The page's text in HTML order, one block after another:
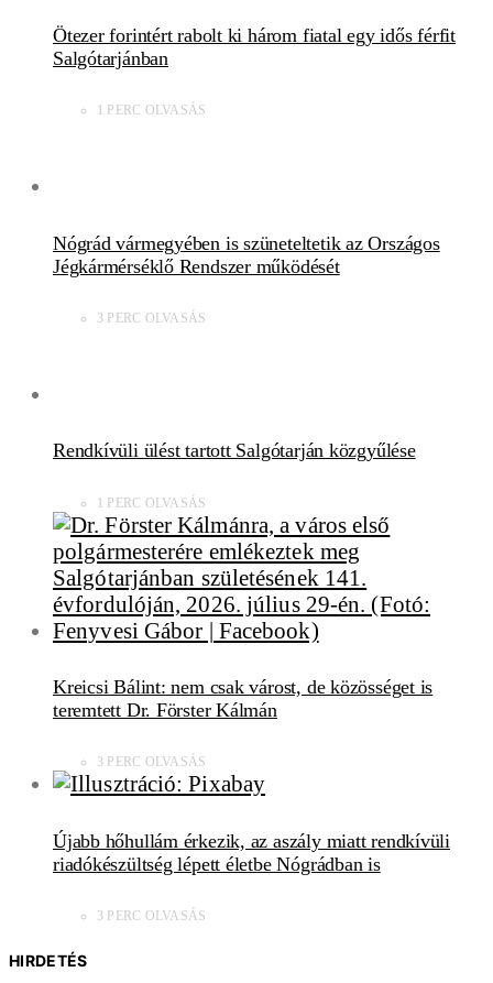
Ötezer forintért rabolt ki három fiatal egy idős férfit
Salgótarjánban
1 PERC OLVASÁS
Nógrád vármegyében is szüneteltetik az Országos
Jégkármérséklő Rendszer működését
3 PERC OLVASÁS
Rendkívüli ülést tartott Salgótarján közgyűlése
1 PERC OLVASÁS
Kreicsi Bálint: nem csak várost, de közösséget is
teremtett Dr. Förster Kálmán
3 PERC OLVASÁS
Újabb hőhullám érkezik, az aszály miatt rendkívüli
riadókészültség lépett életbe Nógrádban is
3 PERC OLVASÁS
HIRDETÉS